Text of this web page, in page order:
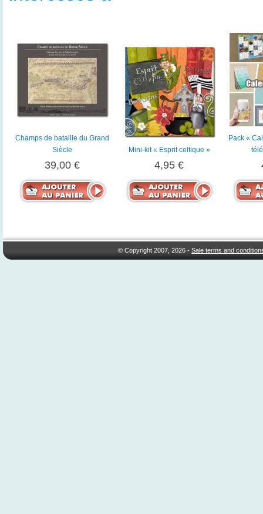
Champs de bataille du Grand
Siècle
39,00 €
Mini-kit « Esprit celtique »
4,95 €
Pack «
© Copyright 2007, 2026 -Sale terms and